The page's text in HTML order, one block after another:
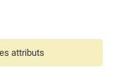
attributs